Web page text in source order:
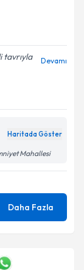
tavrıyla
Devamı
Haritada Göster
Mahallesi
Daha Fazla